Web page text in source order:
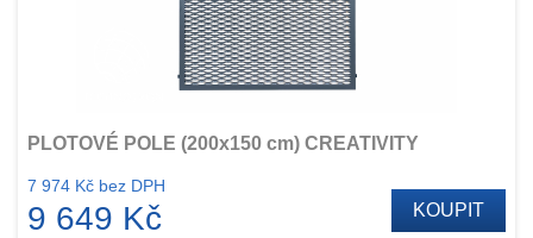
PLOTOVÉ POLE (200x150 cm) CREATIVITY
7 974 Kč bez DPH
9 649 Kč KOUPIT